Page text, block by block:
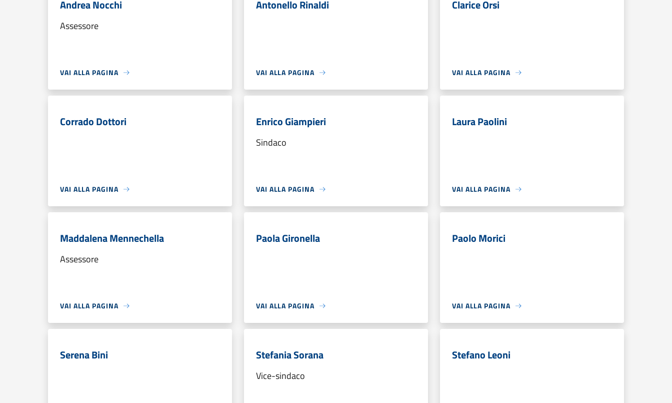
Andrea Nocchi
Assessore
VAI ALLA PAGINA
Antonello Rinaldi
VAI ALLA PAGINA
Clarice Orsi
VAI ALLA PAGINA
Corrado Dottori
VAI ALLA PAGINA
Enrico Giampieri
Sindaco
VAI ALLA PAGINA
Laura Paolini
VAI ALLA PAGINA
Maddalena Mennechella
Assessore
VAI ALLA PAGINA
Paola Gironella
VAI ALLA PAGINA
Paolo Morici
VAI ALLA PAGINA
Serena Bini Stefania Sorana
Vice-sindaco
Stefano Leoni